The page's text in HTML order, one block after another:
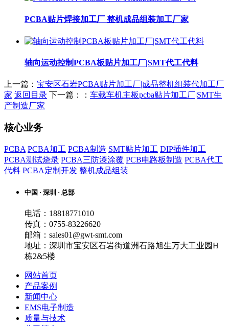
PCBA贴片焊接加工厂 整机成品组装加工厂家
轴向运动控制PCBA板贴片加工厂|SMT代工代料
上一篇： 宝安区石岩PCBA贴片加工厂|成品整机组装代加工厂
家 返回目录 下一篇：： 车载车机主板pcba贴片加工厂|SMT生
产制造厂家
核心业务
PCBA PCBA加工 PCBA制造 SMT贴片加工 DIP插件加工
PCBA测试烧录 PCBA三防漆涂覆 PCB电路板制造 PCBA代工
代料 PCBA定制开发 整机成品组装
中国 · 深圳 · 总部
电话：18818771010
传真：0755-83226620
邮箱：sales01@gwt-smt.com
地址：深圳市宝安区石岩街道洲石路旭生万大工业园H
栋2&5楼
网站首页
产品案例
新闻中心
EMS电子制造
质量与技术